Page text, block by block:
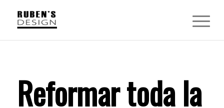
Reformar toda la